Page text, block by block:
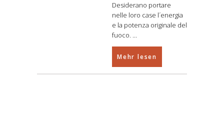
Desiderano portare
nelle loro case l´energia
e la potenza originale del
fuoco.
Mehr lesen